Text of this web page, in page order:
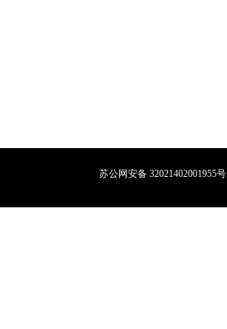
苏公网安备 32021402001955号